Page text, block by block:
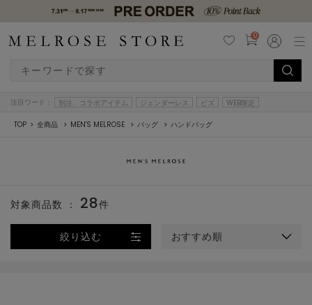
0
注目ワード： 別注、コラボアイテム ジェンダーレス ビズ WEB限定
TOP 全商品 MEN'S MELROSE バッグ ハンドバッグ
絞り込む おすすめ順
対象商品数 ： 28件